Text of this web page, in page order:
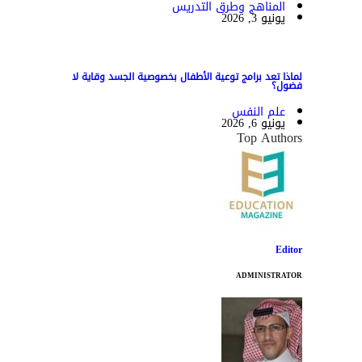
المناهج وطرق التدريس
يونيو 3, 2026
لماذا تعد برامج توعية الأطفال بخصوصية الجسد وقاية لا
فضول؟
علم النفس
يونيو 6, 2026
Top Authors
Editor
ADMINISTRATOR